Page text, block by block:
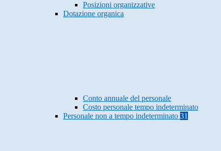
Posizioni organizzative
Dotazione organica
Conto annuale del personale
Costo personale tempo indeterminato
Personale non a tempo indeterminato 31